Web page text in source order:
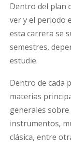
Dentro del plan
ver y el periodo
esta carrera se
semestres,
estudie.
Dentro de cada
materias
generales sobre
instrumentos,
clásica, entre